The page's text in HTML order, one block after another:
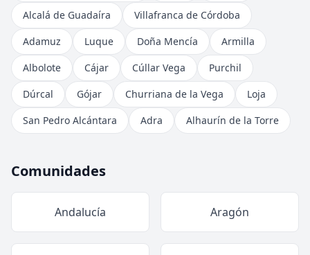
Alcalá de Guadaíra
Villafranca de Córdoba
Adamuz
Luque Doña Mencía
Armilla
Albolote
Cájar Cúllar Vega
Purchil
Dúrcal
Gójar Churriana de la Vega
Loja
San Pedro Alcántara
Adra Alhaurín de la Torre
Comunidades
Andalucía Aragón